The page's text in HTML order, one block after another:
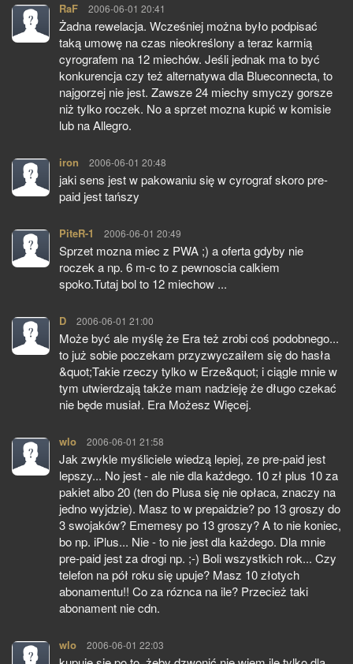
RaF pisze:
2006-06-01 20:41
Żadna rewelacja. Wcześniej można było podpisać
taką umowę na czas nieokreślony a teraz karmią
cyrografem na 12 miechów. Jeśli jednak ma to być
konkurencja czy też alternatywa dla Blueconnecta, to
najgorzej nie jest. Zawsze 24 miechy smyczy gorsze
niż tylko roczek. No a sprzet mozna kupić w komisie
lub na Allegro.
iron pisze:
2006-06-01 20:48
jaki sens jest w pakowaniu się w cyrograf skoro pre-
paid jest tańszy
PiteR-1 pisze:
2006-06-01 20:49
Sprzet mozna miec z PWA ;) a oferta gdyby nie
roczek a np. 6 m-c to z pewnoscia calkiem
spoko.Tutaj bol to 12 miechow ...
D pisze:
2006-06-01 21:00
Może być ale myślę że Era też zrobi coś podobnego...
to już sobie poczekam przyzwyczaiłem się do hasła
&quot;Takie rzeczy tylko w Erze&quot; i ciągle mnie w
tym utwierdzają także mam nadzieję że długo czekać
nie będe musiał. Era Możesz Więcej.
wlo pisze:
2006-06-01 21:58
Jak zwykle myśliciele wiedzą lepiej, ze pre-paid jest
lepszy... No jest - ale nie dla każdego. 10 zł plus 10 za
pakiet albo 20 (ten do Plusa się nie opłaca, znaczy na
jedno wyjdzie). Masz to w prepaidzie? po 13 groszy do
3 swojaków? Ememesy po 13 groszy? A to nie koniec,
bo np. iPlus... Nie - to nie jest dla każdego. Dla mnie
pre-paid jest za drogi np. ;-) Boli wszystkich rok... Czy
telefon na pół roku się upuje? Masz 10 złotych
abonamentu!! Co za róznca na ile? Przecież taki
abonament nie cdn.
wlo pisze:
2006-06-01 22:03